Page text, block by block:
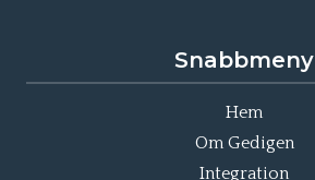
Snabbmeny
Hem
Om Gedigen
Integration